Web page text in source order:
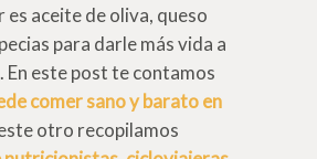
es aceite de oliva, queso
para darle más vida a
En este post te contamos
comer sano y barato en
otro recopilamos